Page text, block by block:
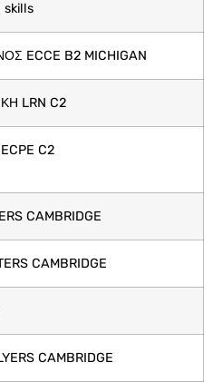
ECCE B2 MICHIGAN
LRN C2
C2
CAMBRIDGE
CAMBRIDGE
CAMBRIDGE